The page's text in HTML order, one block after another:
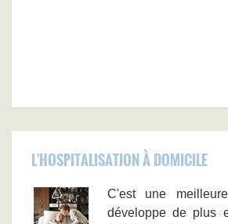
L'HOSPITALISATION À DOMICILE
C'est une
développe de plus